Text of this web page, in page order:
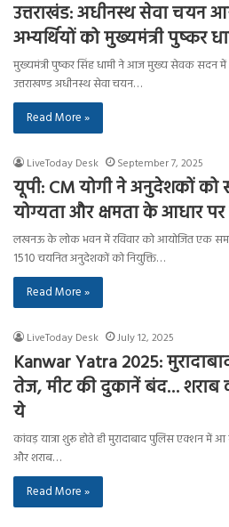
उत्तराखंड: अधीनस्थ सेवा चयन
अभ्यर्थियों को मुख्यमंत्री पुष्कर
मुख्यमंत्री पुष्कर सिंह धामी ने आज मुख्य सेवक सदन में
उत्तराखण्ड अधीनस्थ सेवा चयन…
Read More »
LiveToday Desk September 7, 2025
यूपी: CM योगी ने अनुदेशकों को
योग्यता और क्षमता के आधार पर
लखनऊ के लोक भवन में रविवार को आयोजित एक
1510 चयनित अनुदेशकों को नियुक्ति…
Read More »
LiveToday Desk July 12, 2025
Kanwar Yatra 2025:
तेज, मीट की दुकानें बंद…
ये
कांवड़ यात्रा शुरू होते ही मुरादाबाद पुलिस एक्शन में
और शराब…
Read More »